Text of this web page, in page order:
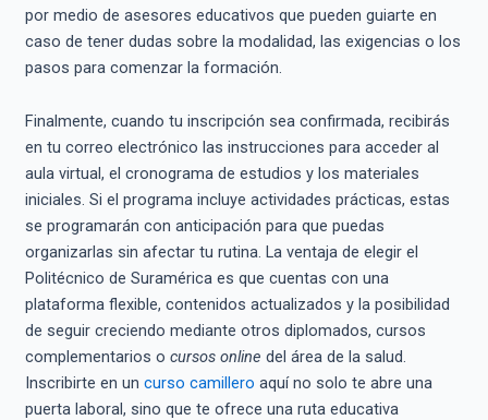
por medio de asesores educativos que pueden guiarte en
caso de tener dudas sobre la modalidad, las exigencias o los
pasos para comenzar la formación.
Finalmente, cuando tu inscripción sea confirmada, recibirás
en tu correo electrónico las instrucciones para acceder al
aula virtual, el cronograma de estudios y los materiales
iniciales. Si el programa incluye actividades prácticas, estas
se programarán con anticipación para que puedas
organizarlas sin afectar tu rutina. La ventaja de elegir el
Politécnico de Suramérica es que cuentas con una
plataforma flexible, contenidos actualizados y la posibilidad
de seguir creciendo mediante otros diplomados, cursos
complementarios o cursos online del área de la salud.
Inscribirte en un curso camillero aquí no solo te abre una
puerta laboral, sino que te ofrece una ruta educativa